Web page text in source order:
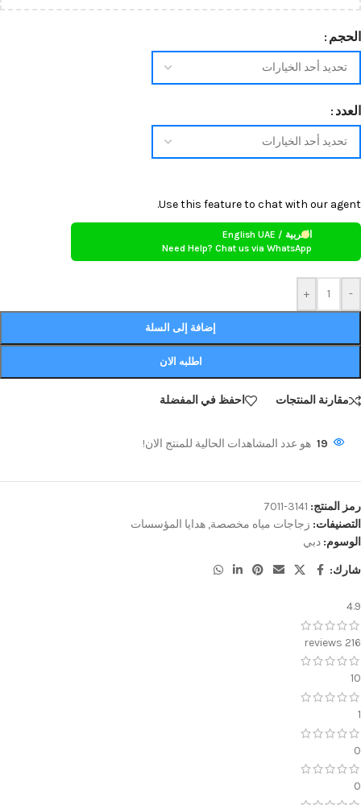
الحجم
العدد
-
+
Use this feature to chat with our agent.
العربية / English UAE
Need Help? Chat us via WhatsApp
إضافة إلى السلة
اطلبه الان
مقارنة المنتجات احفظ في المفضلة
19 هو عدد المشاهدات الحالية للمنتج الان!
رمز المنتج: 3141-7011
التصنيفات: زجاجات مياه مخصصة, هدايا المؤسسات
الوسوم: دبي
شارك:
4.9
216 reviews
10
1
0
0